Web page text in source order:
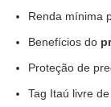
Renda mínima
Benefícios do
Proteção de
Tag Itaú livre